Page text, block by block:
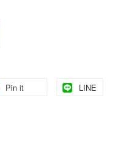
Pin it LINE